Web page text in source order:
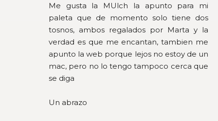
Me gusta la MUlch la apunto para mi
paleta que de momento solo tiene dos
tosnos, ambos regalados por Marta y la
verdad es que me encantan, tambien me
apunto la web porque lejos no estoy de un
mac, pero no lo tengo tampoco cerca que
se diga
Un abrazo